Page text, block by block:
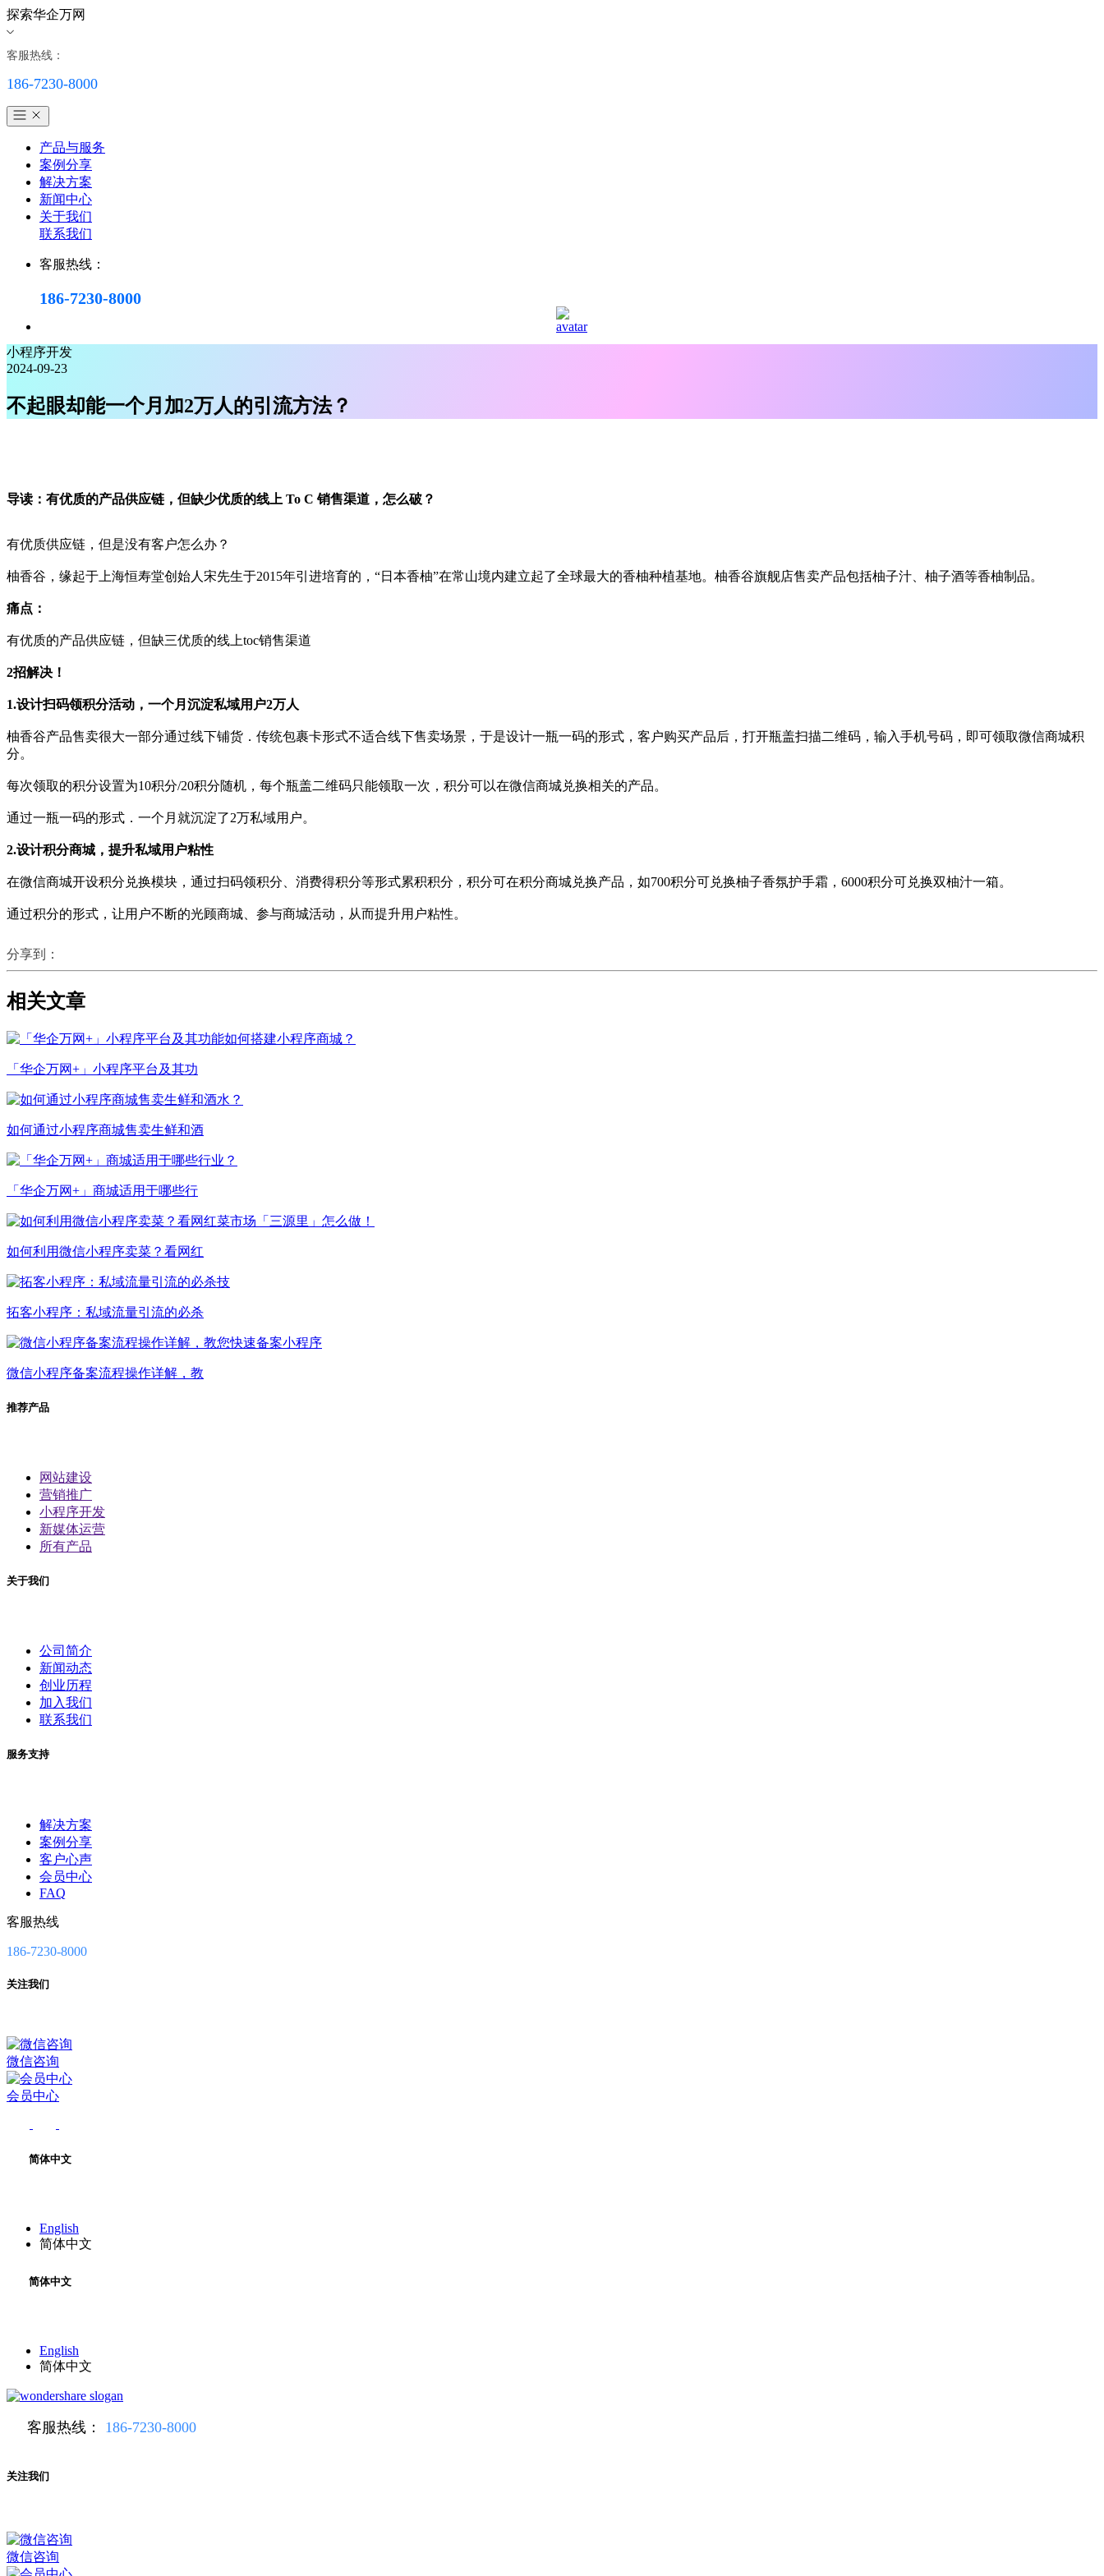
探索华企万网
客服热线：
186-7230-8000
产品与服务
案例分享
解决方案
新闻中心
关于我们
联系我们
客服热线：
186-7230-8000
小程序开发
2024-09-23
不起眼却能一个月加2万人的引流方法？
导读：有优质的产品供应链，但缺少优质的线上 To C 销售渠道，怎么破？
有优质供应链，但是没有客户怎么办？
柚香谷，缘起于上海恒寿堂创始人宋先生于2015年引进培育的，“日本香柚”在常山境内建立起了全球最大的香柚种植基地。柚香谷旗舰店售卖产品包括柚子汁、柚子酒等香柚制品。
痛点：
有优质的产品供应链，但缺三优质的线上toc销售渠道
2招解决！
1.设计扫码领积分活动，一个月沉淀私域用户2万人
柚香谷产品售卖很大一部分通过线下铺货．传统包裹卡形式不适合线下售卖场景，于是设计一瓶一码的形式，客户购买产品后，打开瓶盖扫描二维码，输入手机号码，即可领取微信商城积
分。
每次领取的积分设置为10积分/20积分随机，每个瓶盖二维码只能领取一次，积分可以在微信商城兑换相关的产品。
通过一瓶一码的形式．一个月就沉淀了2万私域用户。
2.设计积分商城，提升私域用户粘性
在微信商城开设积分兑换模块，通过扫码领积分、消费得积分等形式累积积分，积分可在积分商城兑换产品，如700积分可兑换柚子香氛护手霜，6000积分可兑换双柚汁一箱。
通过积分的形式，让用户不断的光顾商城、参与商城活动，从而提升用户粘性。
分享到：
相关文章
「华企万网+」小程序平台及其功
如何通过小程序商城售卖生鲜和酒
「华企万网+」商城适用于哪些行
如何利用微信小程序卖菜？看网红
拓客小程序：私域流量引流的必杀
微信小程序备案流程操作详解，教
推荐产品
网站建设
营销推广
小程序开发
新媒体运营
所有产品
关于我们
公司简介
新闻动态
创业历程
加入我们
联系我们
服务支持
解决方案
案例分享
客户心声
会员中心
FAQ
客服热线
186-7230-8000
关注我们
微信咨询
会员中心
简体中文
English
简体中文
简体中文
English
简体中文
客服热线： 186-7230-8000
关注我们
微信咨询